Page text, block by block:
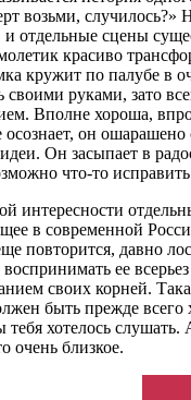
возьми,
отдельные сцены
красиво
кружит по палубе в
своими руками, зато
Вполне хороша,
он
Он засыпает в
что-то
интересности
в современной
повторится, давно
ее
своих корней.
быть прежде
хотелось
очень близкое.